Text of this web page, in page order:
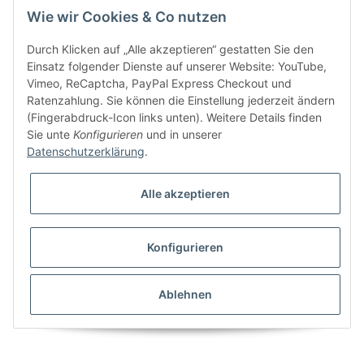
Bitte senden Sie mir entsprechend IhrerDatenschutzerklärung
* Alle Preise inkl. gesetzlicher USt., zzgl.
Besucherzähler: 5847461
UmsetzungVlarom E-Commerce Agentur| Powered byJTL-Shop|
CLEARIX JTL-Shop Template
Wie wir Cookies & Co nutzen
Durch Klicken auf „Alle akzeptieren“ gestatten Sie den
Einsatz folgender Dienste auf unserer Website: YouTube,
Vimeo, ReCaptcha, PayPal Express Checkout und
Ratenzahlung. Sie können die Einstellung jederzeit ändern
(Fingerabdruck-Icon links unten). Weitere Details finden
Sie unte Konfigurieren und in unserer
Datenschutzerklärung.
Alle akzeptieren
Konfigurieren
Ablehnen